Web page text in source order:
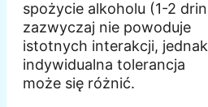
spożycie alkoholu (1-2
zazwyczaj nie powoduje
istotnych interakcji, jednak
indywidualna tolerancja
może się różnić.